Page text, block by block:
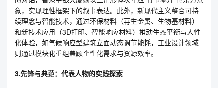
象，实现理性框架下的叙事表达。此外，新现代主义整合可持
续理念与智能技术，通过环保材料（再生金属、生物基材料）
和新技术应用（3D打印、智能响应材料）推动生态平衡与人性
化体验，如气候响应型建筑立面动态调节能耗，工业设计领域
则通过模块化重组兼顾个性化需求与资源效率。
3.先锋与典范：代表人物的实践探索